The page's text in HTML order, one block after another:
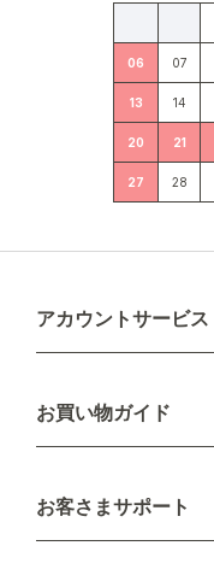
06 07
13 14
20 21
27 28
アカウントサービス
新規会員登録
お買い物ガイド
配送について
不良品・返品について
お客さまサポート